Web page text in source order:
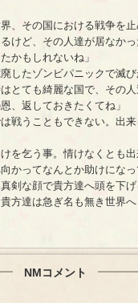
界、その国における戦争を
けど、その人達が居なか
かもしれないね」
したゾンビパニックで滅び
とても綺麗な国で、その
、返しておきたくてね」
戦うこともできない。出来
を乞う事。情けなくとも
かってなんとか助けになっ
剣な顔で貴方達へ頭を下げ
方達は急ぎ名も無き世界
NMコメント